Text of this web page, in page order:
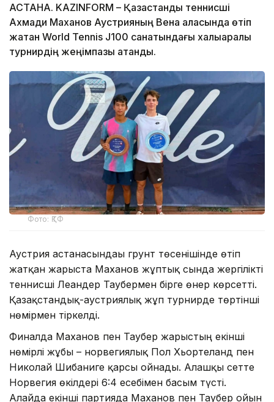
АСТАНА. KAZINFORM – Қазақстандық теннисші
Ахмади Маханов Аустрияның Вена қаласында өтіп
жатқан World Tennis J100 санатындағы халықаралық
турнирдің жеңімпазы атанды.
Фото: ҚТФ
Аустрия астанасындағы грунт төсенішінде өтіп
жатқан жарыста Маханов жұптық сында жергілікті
теннисші Леандер Таубермен бірге өнер көрсетті.
Қазақстандық-аустриялық жұп турнирде төртінші
нөмірмен тіркелді.
Финалда Маханов пен Таубер жарыстың екінші
нөмірлі жұбы – норвегиялық Пол Хьортеланд пен
Николай Шибаниге қарсы ойнады. Алғашқы сетте
Норвегия өкілдері 6:4 есебімен басым түсті.
Алайда екінші партияда Маханов пен Таубер ойын